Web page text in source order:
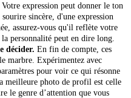
Votre expression peut donner le ton
sincère, d'une expression
assurez-vous qu'il reflète votre
personnalité peut en dire long.
décider. En fin de compte, ces
marbre. Expérimentez avec
pour voir ce qui résonne
meilleure photo de profil est celle
le genre d’attention que vous